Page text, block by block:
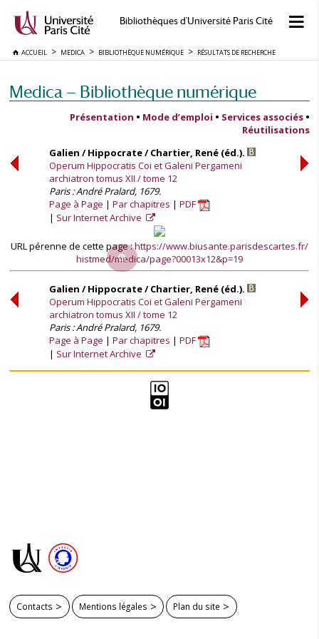
Bibliothèques d'Université Paris Cité
ACCUEIL MEDICA BIBLIOTHÈQUE NUMÉRIQUE RÉSULTATS DE RECHERCHE
Medica — Bibliothèque numérique
Présentation • Mode d’emploi • Services associés •
Réutilisations
Galien / Hippocrate / Chartier, René (éd.).
Operum Hippocratis Coi et Galeni Pergameni
archiatron tomus XII / tome 12
Paris : André Pralard, 1679.
Page à Page
Par chapitres
PDF
Sur Internet Archive
URL pérenne de cette page :https://www.biusante.parisdescartes.fr/
histmed/medica/page?00013x12&p=19
Galien / Hippocrate / Chartier, René (éd.).
Operum Hippocratis Coi et Galeni Pergameni
archiatron tomus XII / tome 12
Paris : André Pralard, 1679.
Page à Page
Par chapitres
PDF
Sur Internet Archive
Contacts Mentions légales Plan du site